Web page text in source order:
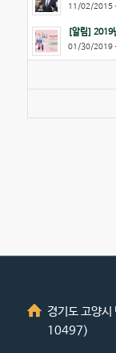
11/02/2015
[알림] 2019
01/30/2019
경기도 고양
10497)